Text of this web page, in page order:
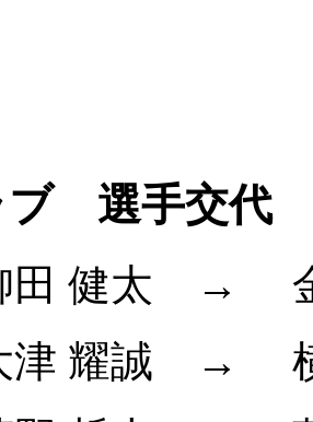
ブ 選手交代
田 健太 →
津 耀誠 →